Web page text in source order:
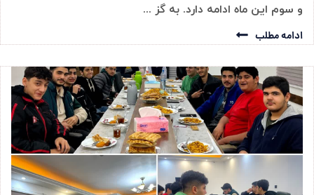
و سوم این ماه ادامه دارد. به گز ...
ادامه مطلب